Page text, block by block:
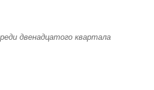
двенадцатого квартала